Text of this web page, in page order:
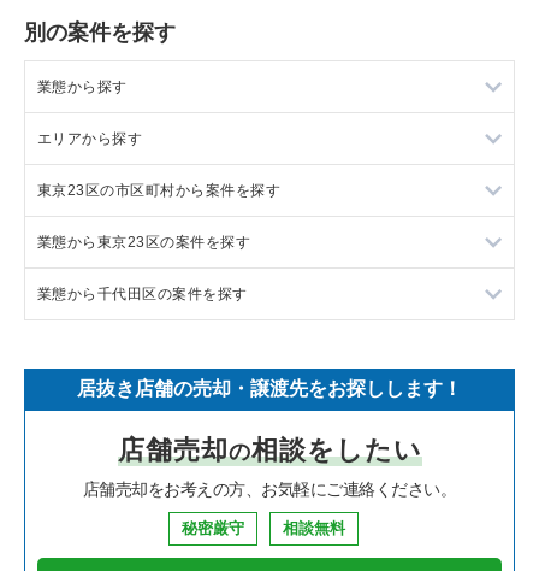
別の案件を探す
業態から探す
ラーメンの居抜き売却物件の案件一覧
フランス料理の居抜き売却物件の案件一覧
イタリア料理の居抜き売却物件の案件一覧
中華の居抜き売却物件の案件一覧
寿司の居抜き売却物件の案件一覧
焼肉の居抜き売却物件の案件一覧
鉄板焼き・お好み焼の居抜き売却物件の案件一覧
エリアから探す
東京23区の飲食店の居抜き売却物件の案件一覧
東京都下の飲食店の居抜き売却物件の案件一覧
千葉県の飲食店の居抜き売却物件の案件一覧
神奈川県の飲食店の居抜き売却物件の案件一覧
大阪府の飲食店の居抜き売却物件の案件一覧
兵庫県の飲食店の居抜き売却物件の案件一覧
東京23区の市区町村から案件を探す
目黒区の飲食店の居抜き売却物件の案件一覧
渋谷区の飲食店の居抜き売却物件の案件一覧
新宿区の飲食店の居抜き売却物件の案件一覧
葛飾区の飲食店の居抜き売却物件の案件一覧
中央区の飲食店の居抜き売却物件の案件一覧
業態から東京23区の案件を探す
東京23区のラーメンの居抜き売却物件の案件一覧
東京23区のイタリア料理の居抜き売却物件の案件一覧
東京23区の中華の居抜き売却物件の案件一覧
東京23区のそば・うどんの居抜き売却物件の案件一覧
業態から千代田区の案件を探す
千代田区のフランス料理の居抜き売却物件の案件一覧
千代田区のイタリア料理の居抜き売却物件の案件一覧
千代田区の中華の居抜き売却物件の案件一覧
居抜き店舗の売却・譲渡先をお探しします！
店舗売却の相談をしたい
店舗売却をお考えの方、お気軽にご連絡ください。
秘密厳守 相談無料